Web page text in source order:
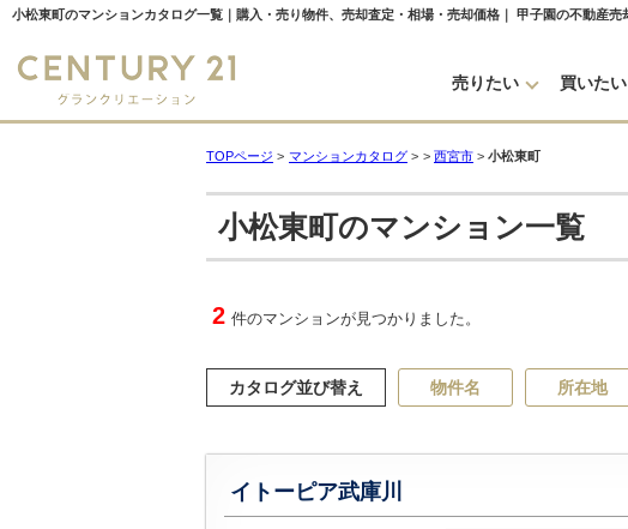
売りたい 買いたい
TOPページ > マンションカタログ > > 西宮市 > 小松東町
小松東町のマンション一覧
2 件のマンションが見つかりました。
カタログ並び替え 物件名 所在地
イトーピア武庫川